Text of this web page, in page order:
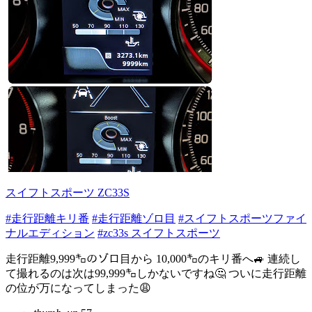
スイフトスポーツ ZC33S
#走行距離キリ番 #走行距離ゾロ目 #スイフトスポーツファイ
ナルエディション #zc33s スイフトスポーツ
走行距離9,999㌔のゾロ目から 10,000㌔のキリ番へ🚙 連続し
て撮れるのは次は99,999㌔しかないですね🤔 ついに走行距離
の位が万になってしまった😩